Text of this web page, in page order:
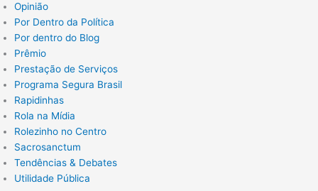
Opinião
Por Dentro da Política
Por dentro do Blog
Prêmio
Prestação de Serviços
Programa Segura Brasil
Rapidinhas
Rola na Mídia
Rolezinho no Centro
Sacrosanctum
Tendências & Debates
Utilidade Pública